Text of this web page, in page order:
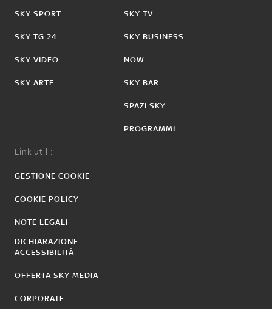
SKY SPORT
SKY TG 24
SKY VIDEO
SKY ARTE
SKY TV
SKY BUSINESS
NOW
SKY BAR
SPAZI SKY
PROGRAMMI
Link utili:
GESTIONE COOKIE
COOKIE POLICY
NOTE LEGALI
DICHIARAZIONE
ACCESSIBILITÀ
OFFERTA SKY MEDIA
CORPORATE